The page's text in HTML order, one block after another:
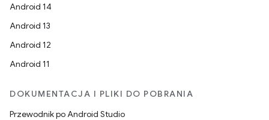
Android 14
Android 13
Android 12
Android 11
DOKUMENTACJA I PLIKI DO POBRANIA
Przewodnik po Android Studio